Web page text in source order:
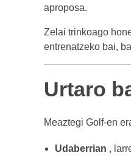
aproposa.
Zelai trinkoago
entrenatzeko bai,
Urtaro
Meaztegi Golf-en
Udaberrian ,